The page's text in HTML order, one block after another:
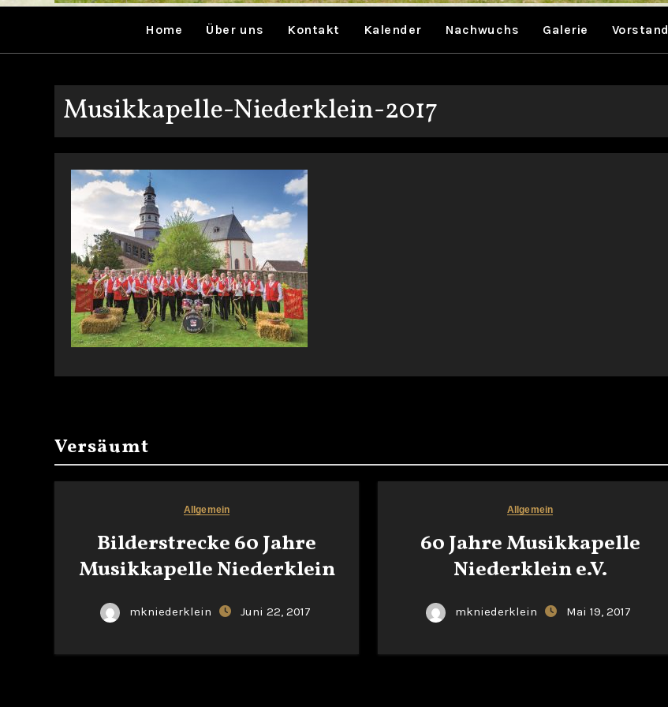
Home Über uns Kontakt Kalender Nachwuchs Galerie Vorstand
Musikkapelle-Niederklein-2017
Versäumt
Allgemein
Bilderstrecke 60 Jahre
Musikkapelle Niederklein
mkniederklein Juni 22, 2017
Allgemein
60 Jahre Musikkapelle
Niederklein e.V.
mkniederklein Mai 19, 2017